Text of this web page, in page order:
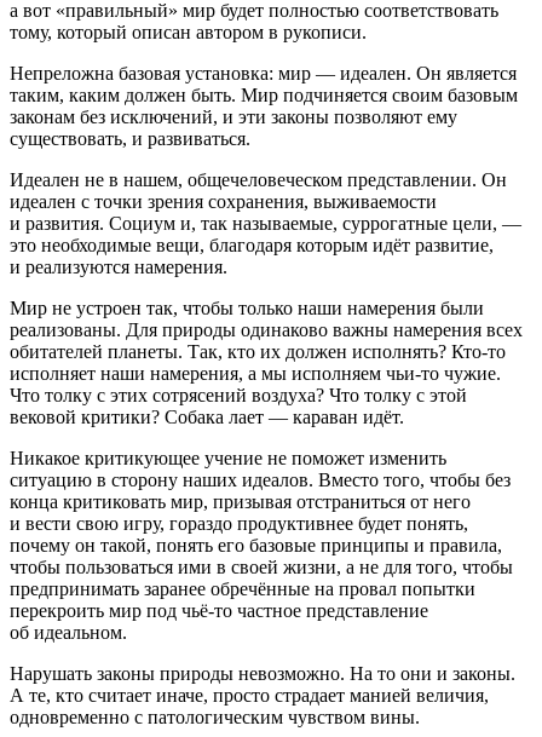
а вот «правильный» мир будет полностью соответствовать
тому, который описан автором в рукописи.
Непреложна базовая установка: мир — идеален. Он является
таким, каким должен быть. Мир подчиняется своим базовым
законам без исключений, и эти законы позволяют ему
существовать, и развиваться.
Идеален не в нашем, общечеловеческом представлении. Он
идеален с точки зрения сохранения, выживаемости
и развития. Социум и, так называемые, суррогатные цели, —
это необходимые вещи, благодаря которым идёт развитие,
и реализуются намерения.
Мир не устроен так, чтобы только наши намерения были
реализованы. Для природы одинаково важны намерения всех
обитателей планеты. Так, кто их должен исполнять? Кто-то
исполняет наши намерения, а мы исполняем чьи-то чужие.
Что толку с этих сотрясений воздуха? Что толку с этой
вековой критики? Собака лает — караван идёт.
Никакое критикующее учение не поможет изменить
ситуацию в сторону наших идеалов. Вместо того, чтобы без
конца критиковать мир, призывая отстраниться от него
и вести свою игру, гораздо продуктивнее будет понять,
почему он такой, понять его базовые принципы и правила,
чтобы пользоваться ими в своей жизни, а не для того, чтобы
предпринимать заранее обречённые на провал попытки
перекроить мир под чьё-то частное представление
об идеальном.
Нарушать законы природы невозможно. На то они и законы.
А те, кто считает иначе, просто страдает манией величия,
одновременно с патологическим чувством вины.